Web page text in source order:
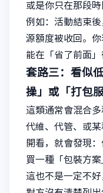
或是你只在那段時
例如：活動結束
源額度被收回。
能在「省了前面」
套路三：看似
操」或「打包服
這類通常會混合
代維、代管、或
開看，就會發現
買一種「包裝方案
這也不是一定不